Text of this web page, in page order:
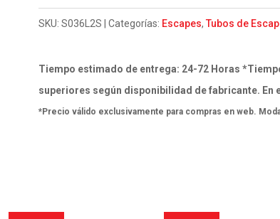
On
carbon
Suzuki
GSX-
/
SKU:S036L2S Categorías: Escapes,Tubos de
Tiempo estimado de entrega: 24-72 Horas
superiores según disponibilidad de fabricante. En
*Precio válido exclusivamente para compras en web.